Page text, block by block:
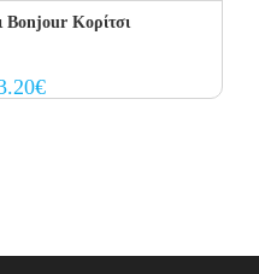
Bonjour Κορίτσι
€Current
price